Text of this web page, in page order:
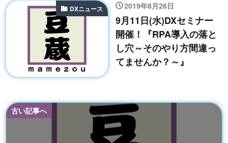
DXニュース 2019年8月26日
9月11日(水)DXセミナー
開催！『RPA導入の落と
し穴～そのやり方間違っ
てませんか？～』
古い記事へ